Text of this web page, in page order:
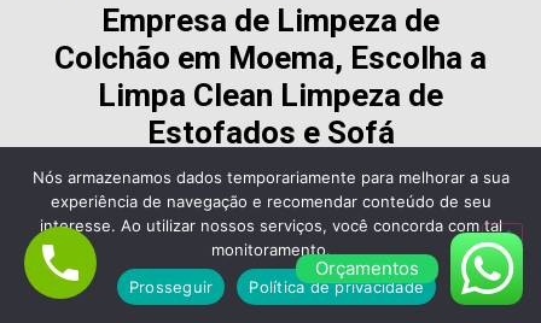
Empresa de Limpeza de
Colchão em Moema, Escolha a
Limpa Clean Limpeza de
Estofados e Sofá
Nossos clientes são fiéis pois gostara dos nossos
serviços e nos recomendam, veja alguns desses
comentários:
Orçamentos
Nós armazenamos dados temporariamente para melhorar a sua
experiência de navegação e recomendar conteúdo de seu
interesse. Ao utilizar nossos serviços, você concorda com tal
monitoramento.
Prosseguir
Política de privacidade